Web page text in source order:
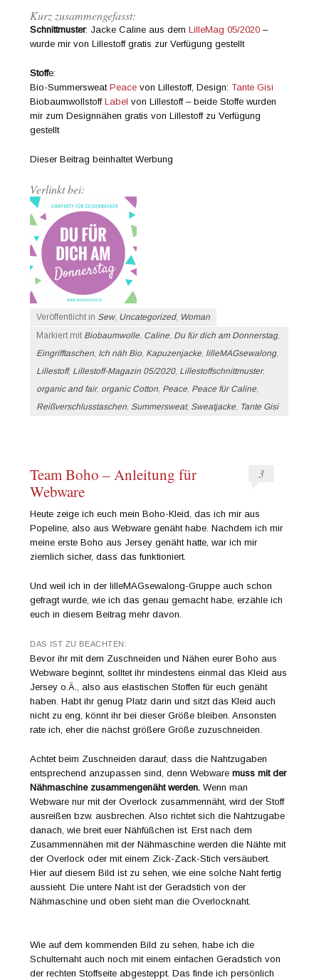
Kurz zusammengefasst:
Schnittmuster: Jacke Caline aus demLilleMag 05/2020 –
wurde mir von Lillestoff gratis zur Verfügung gestellt
Stoffe:
Bio-SummersweatPeace von Lillestoff, Design:Tante Gisi
BiobaumwollstoffLabel von Lillestoff – beide Stoffe wurden
mir zum Designnähen gratis von Lillestoff zu Verfügung
gestellt
Dieser Beitrag beinhaltet Werbung
Verlinkt bei:
Veröffentlicht in Sew, Uncategorized, Woman
Markiert mit Biobaumwolle, Caline, Du für dich am Donnerstag,
Eingrifftaschen, Ich näh Bio, Kapuzenjacke, lilleMAGsewalong,
Lillestoff, Lillestoff-Magazin 05/2020, Lillestoffschnittmuster,
organic and fair, organic Cotton, Peace, Peace für Caline,
Reißverschlusstaschen, Summersweat, Sweatjacke, Tante Gisi
Team Boho – Anleitung für
Webware
3
Heute zeige ich euch mein Boho-Kleid, das ich mir aus
Popeline, also aus Webware genäht habe. Nachdem ich mir
meine erste Boho aus Jersey genäht hatte, war ich mir
ziemlich sicher, dass das funktioniert.
Und weil ich in der lilleMAGsewalong-Gruppe auch schon
gefragt wurde, wie ich das genau gemacht habe, erzähle ich
euch in diesem Beitrag mehr davon.
DAS IST ZU BEACHTEN:
Bevor ihr mit dem Zuschneiden und Nähen eurer Boho aus
Webware beginnt, solltet ihr mindestens einmal das Kleid aus
Jersey o.Ä., also aus elastischen Stoffen für euch genäht
haben. Habt ihr genug Platz darin und sitzt das Kleid auch
nicht zu eng, könnt ihr bei dieser Größe bleiben. Ansonsten
rate ich, eher die nächst größere Größe zuzuschneiden.
Achtet beim Zuschneiden darauf, dass die Nahtzugaben
entsprechend anzupassen sind, denn Webwaremuss mit der
Nähmaschine zusammengenäht werden.Wenn man
Webware nur mit der Overlock zusammennäht, wird der Stoff
ausreißen bzw. ausbrechen. Also richtet sich die Nahtzugabe
danach, wie breit euer Nähfüßchen ist. Erst nach dem
Zusammennähen mit der Nähmaschine werden die Nähte mit
der Overlock oder mit einem Zick-Zack-Stich versäubert.
Hier auf diesem Bild ist zu sehen, wie eine solche Naht fertig
aussieht. Die untere Naht ist der Geradstich von der
Nähmaschine und oben sieht man die Overlocknaht.
Wie auf dem kommenden Bild zu sehen, habe ich die
Schulternaht auch noch mit einem einfachen Geradstich von
der rechten Stoffseite abgesteppt. Das finde ich persönlich